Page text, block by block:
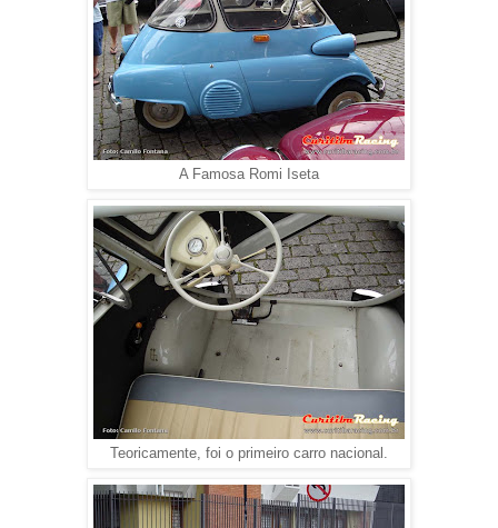
A Famosa Romi Iseta
Teoricamente, foi o primeiro carro nacional.